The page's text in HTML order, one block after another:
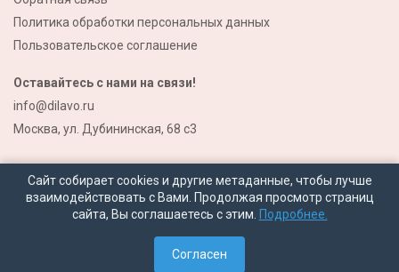
© 2026 Все права защищены
Политика обработки персональных данных
Пользовательское соглашение
Оставайтесь с нами на связи!
info@dilavo.ru
Москва, ул. Дубининская, 68 с3
Сайт собирает cookies и другие метаданные, чтобы лучше
взаимодействовать с Вами. Продолжая просмотр страниц
сайта, Вы соглашаетесь с этим. Подробнее.
Согласен